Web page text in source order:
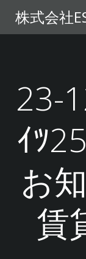
株式会社
23-
ｲﾂ
お
賃